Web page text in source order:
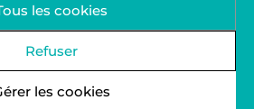
les cookies
Refuser
les cookies